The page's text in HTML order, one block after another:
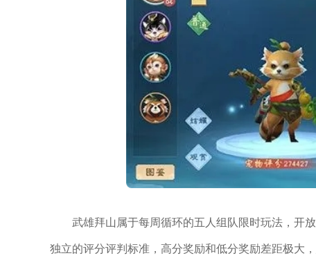
武雄拜山属于每周循环的五人组队限时玩法，开
独立的评分评判标准，高分奖励和低分奖励差距极大